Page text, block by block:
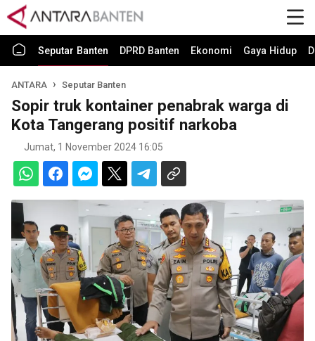
Seputar Banten DPRD Banten Ekonomi Gaya Hidup
ANTARA Seputar Banten
Sopir truk kontainer penabrak warga di
Kota Tangerang positif narkoba
Jumat, 1 November 2024 16:05